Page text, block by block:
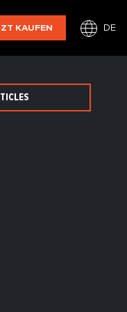
KAUFEN DE